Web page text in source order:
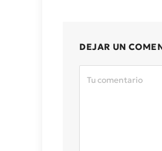
DEJAR UN